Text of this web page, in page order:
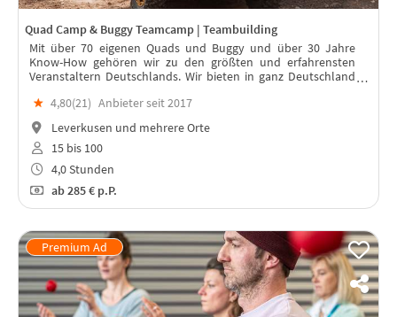
Quad Camp & Buggy Teamcamp | Teambuilding
Mit über 70 eigenen Quads und Buggy und über 30 Jahre
Know-How gehören wir zu den größten und erfahrensten
Veranstaltern Deutschlands. Wir bieten in ganz Deutschland
Camps & erlebnisreiche Touren.
★ 4,80(21) Anbieter seit 2017
Leverkusen und mehrere Orte
15 bis 100
4,0 Stunden
ab285 € p.P.